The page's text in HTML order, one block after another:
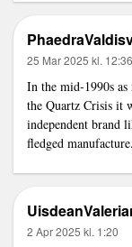
25 Mar 2025 kl. 12:36
In the mid-1990s as
the Quartz Crisis it
independent brand
fledged manufacture.
2 Apr 2025 kl. 1:20